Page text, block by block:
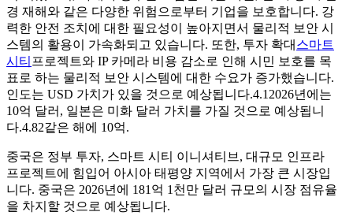
경 재해와 같은 다양한 위험으로부터 기업을 보호합니다. 강
력한 안전 조치에 대한 필요성이 높아지면서 물리적 보안 시
스템의 활용이 가속화되고 있습니다. 또한, 투자 확대 스마트
시티 프로젝트와 IP 카메라 비용 감소로 인해 시민 보호를 목
표로 하는 물리적 보안 시스템에 대한 수요가 증가했습니다.
인도는 USD 가치가 있을 것으로 예상됩니다.4.1 2026년에는
10억 달러, 일본은 미화 달러 가치를 가질 것으로 예상됩니
다.4.82같은 해에 10억.
중국은 정부 투자, 스마트 시티 이니셔티브, 대규모 인프라
프로젝트에 힘입어 아시아 태평양 지역에서 가장 큰 시장입
니다. 중국은 2026년에 181억 1천만 달러 규모의 시장 점유율
을 차지할 것으로 예상됩니다.